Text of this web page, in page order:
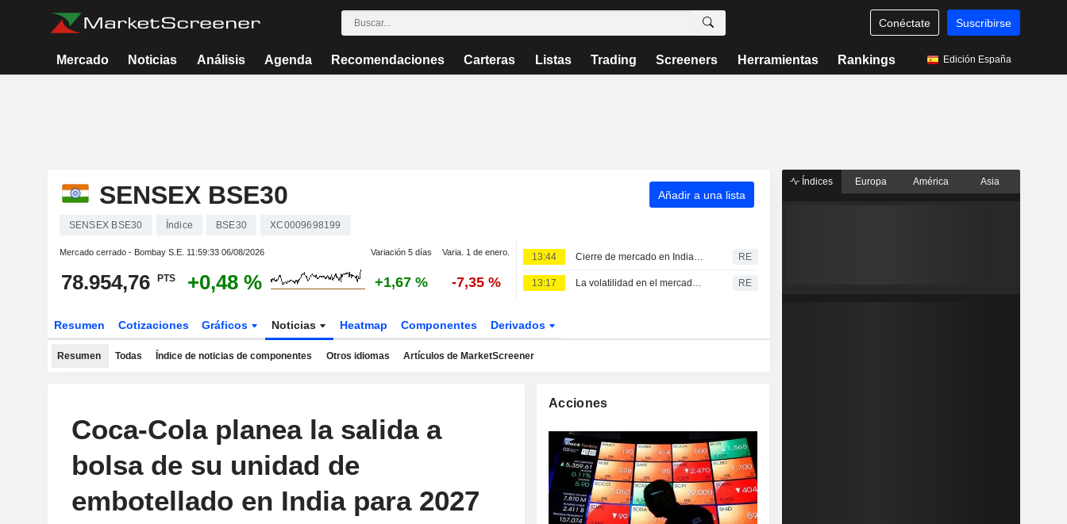
Conéctate Suscribirse
Mercado Noticias Análisis Agenda Recomendaciones Carteras Listas Trading Screeners Herramientas Rankings Edición España
SENSEX BSE30 Añadir a una lista
SENSEX BSE30 Índice BSE30 XC0009698199
Mercado cerrado - Bombay S.E. 11:59:33 06/08/2026 Variación 5 días Varia. 1 de enero.
78.954,76 PTS +0,48 % +1,67 % -7,35 %
13:44 Cierre de mercado en India: bolsa, rupia, swaps y tipos interbancarios RE
13:17 La volatilidad en el mercado indio se modera mientras los operadores se adaptan a la nueva subasta de cierre RE
Resumen Cotizaciones Gráficos Noticias Heatmap Componentes Derivados
Resumen Todas Índice de noticias de componentes Otros idiomas Artículos de MarketScreener
Coca-Cola planea la salida a
bolsa de su unidad de
embotellado en India para 2027
Acciones
Índices Europa América Asia